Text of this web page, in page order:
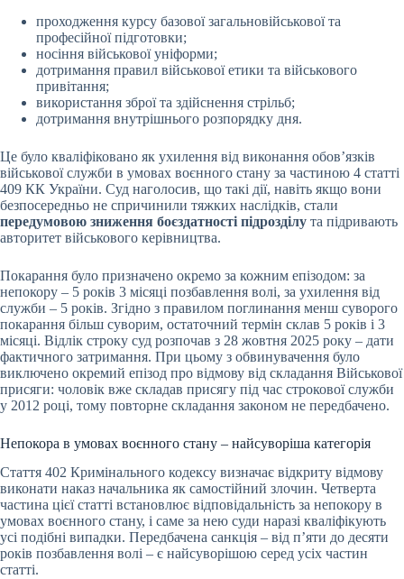
проходження курсу базової загальновійськової та
професійної підготовки;
носіння військової уніформи;
дотримання правил військової етики та військового
привітання;
використання зброї та здійснення стрільб;
дотримання внутрішнього розпорядку дня.
Це було кваліфіковано як ухилення від виконання обов’язків
військової служби в умовах воєнного стану за частиною 4 статті
409 КК України. Суд наголосив, що такі дії, навіть якщо вони
безпосередньо не спричинили тяжких наслідків, стали
передумовою зниження боєздатності підрозділу та підривають
авторитет військового керівництва.
Покарання було призначено окремо за кожним епізодом: за
непокору – 5 років 3 місяці позбавлення волі, за ухилення від
служби – 5 років. Згідно з правилом поглинання менш суворого
покарання більш суворим, остаточний термін склав 5 років і 3
місяці. Відлік строку суд розпочав з 28 жовтня 2025 року – дати
фактичного затримання. При цьому з обвинувачення було
виключено окремий епізод про відмову від складання Військової
присяги: чоловік вже складав присягу під час строкової служби
у 2012 році, тому повторне складання законом не передбачено.
Непокора в умовах воєнного стану – найсуворіша категорія
Стаття 402 Кримінального кодексу визначає відкриту відмову
виконати наказ начальника як самостійний злочин. Четверта
частина цієї статті встановлює відповідальність за непокору в
умовах воєнного стану, і саме за нею суди наразі кваліфікують
усі подібні випадки. Передбачена санкція – від п’яти до десяти
років позбавлення волі – є найсуворішою серед усіх частин
статті.